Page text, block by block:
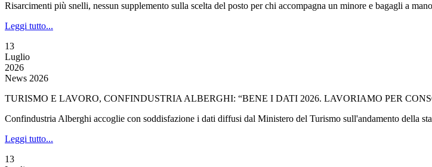
Risarcimenti più snelli, nessun supplemento sulla scelta del posto per chi accompagna un minore e bagagli a
Leggi tutto...
13
Luglio
2026
News 2026
TURISMO E LAVORO, CONFINDUSTRIA ALBERGHI: “BENE I DATI 2026. LAVORIAMO PER
Confindustria Alberghi accoglie con soddisfazione i dati diffusi dal Ministero del Turismo sull'andamento della
Leggi tutto...
13